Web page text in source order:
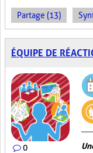
Partage (13)
ÉQUIPE DE
0